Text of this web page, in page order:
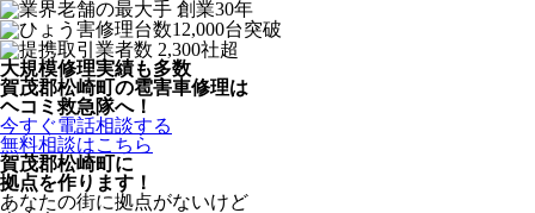
大規模修理実績も多数
賀茂郡松崎町の雹害車修理は
ヘコミ救急隊へ！
今すぐ電話相談する
無料相談はこちら
賀茂郡松崎町に
拠点を作ります！
あなたの街に拠点がないけど